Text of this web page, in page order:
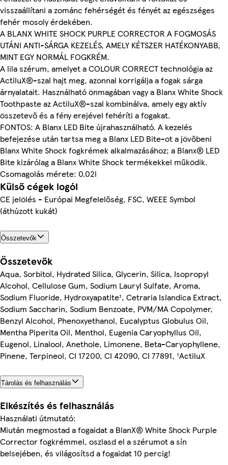
visszaállítani a zománc fehérségét és fényét az egészséges
fehér mosoly érdekében.
A BLANX WHITE SHOCK PURPLE CORRECTOR A FOGMOSÁS
UTÁNI ANTI-SÁRGA KEZELÉS, AMELY KÉTSZER HATÉKONYABB,
MINT EGY NORMÁL FOGKRÉM.
A lila szérum, amelyet a COLOUR CORRECT technológia az
ActiluX®-szal hajt meg, azonnal korrigálja a fogak sárga
árnyalatait. Használható önmagában vagy a Blanx White Shock
Toothpaste az ActiluX®-szal kombinálva, amely egy aktív
összetevő és a fény erejével fehéríti a fogakat.
FONTOS: A Blanx LED Bite újrahasználható. A kezelés
befejezése után tartsa meg a Blanx LED Bite-ot a jövőbeni
Blanx White Shock fogkrémek alkalmazásához; a Blanx® LED
Bite kizárólag a Blanx White Shock termékekkel működik.
Csomagolás mérete: 0.02l
Külső cégek logói
CE jelölés - Európai Megfelelőség, FSC, WEEE Symbol
(áthúzott kukát)
Összetevők
Összetevők
Aqua, Sorbitol, Hydrated Silica, Glycerin, Silica, Isopropyl
Alcohol, Cellulose Gum, Sodium Lauryl Sulfate, Aroma,
Sodium Fluoride, Hydroxyapatite¹, Cetraria Islandica Extract,
Sodium Saccharin, Sodium Benzoate, PVM/MA Copolymer,
Benzyl Alcohol, Phenoxyethanol, Eucalyptus Globulus Oil,
Mentha Piperita Oil, Menthol, Eugenia Caryophyllus Oil,
Eugenol, Linalool, Anethole, Limonene, Beta-Caryophyllene,
Pinene, Terpineol, CI 17200, CI 42090, CI 77891, ¹ActiluX
Tárolás és felhasználás
Elkészítés és felhasználás
Használati útmutató:
Miután megmostad a fogaidat a BlanX® White Shock Purple
Corrector fogkrémmel, oszlasd el a szérumot a sín
belsejében, és világosítsd a fogaidat 10 percig!